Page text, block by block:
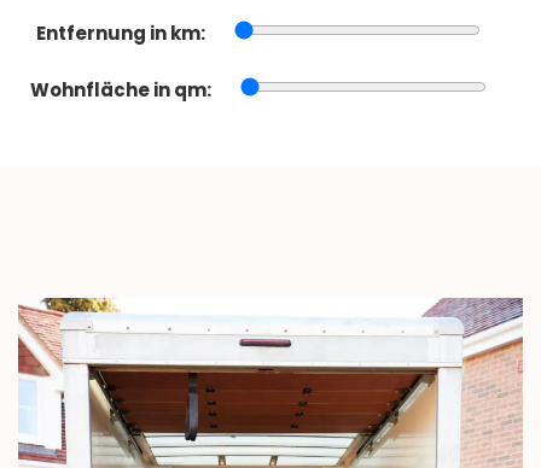
Entfernung in km:
Wohnfläche in qm: